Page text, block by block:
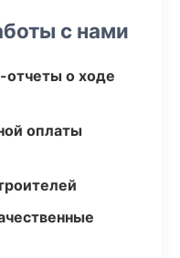
с нами
о ходе
оплаты